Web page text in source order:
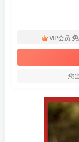
VIP会员
您